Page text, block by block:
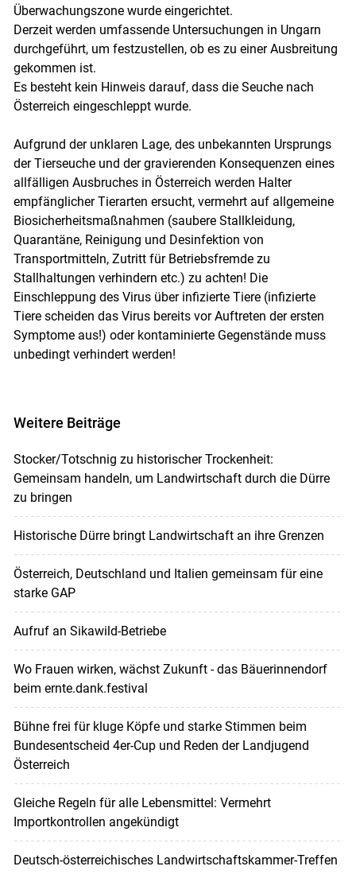
Skip to main content
Überwachungszone wurde eingerichtet.
Derzeit werden umfassende Untersuchungen in Ungarn
durchgeführt, um festzustellen, ob es zu einer Ausbreitung
gekommen ist.
Es besteht kein Hinweis darauf, dass die Seuche nach
Österreich eingeschleppt wurde.
Aufgrund der unklaren Lage, des unbekannten Ursprungs
der Tierseuche und der gravierenden Konsequenzen eines
allfälligen Ausbruches in Österreich werden Halter
empfänglicher Tierarten ersucht, vermehrt auf allgemeine
Biosicherheitsmaßnahmen (saubere Stallkleidung,
Quarantäne, Reinigung und Desinfektion von
Transportmitteln, Zutritt für Betriebsfremde zu
Stallhaltungen verhindern etc.) zu achten! Die
Einschleppung des Virus über infizierte Tiere (infizierte
Tiere scheiden das Virus bereits vor Auftreten der ersten
Symptome aus!) oder kontaminierte Gegenstände muss
unbedingt verhindert werden!
Weitere Beiträge
Stocker/Totschnig zu historischer Trockenheit:
Gemeinsam handeln, um Landwirtschaft durch die Dürre
zu bringen
Historische Dürre bringt Landwirtschaft an ihre Grenzen
Österreich, Deutschland und Italien gemeinsam für eine
starke GAP
Aufruf an Sikawild-Betriebe
Wo Frauen wirken, wächst Zukunft - das Bäuerinnendorf
beim ernte.dank.festival
Bühne frei für kluge Köpfe und starke Stimmen beim
Bundesentscheid 4er-Cup und Reden der Landjugend
Österreich
Gleiche Regeln für alle Lebensmittel: Vermehrt
Importkontrollen angekündigt
Deutsch-österreichisches Landwirtschaftskammer-Treffen